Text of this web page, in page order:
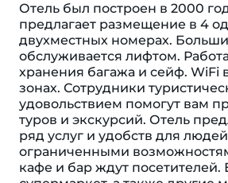
Отель был построен в 2000
предлагает размещение в 4
двухместных номерах.
обслуживается лифтом.
хранения багажа и сейф. WiFi
зонах. Сотрудники
удовольствием помогут вам
туров и экскурсий. Отель
ряд услуг и удобств для
ограниченными
кафе и бар ждут посетителей.